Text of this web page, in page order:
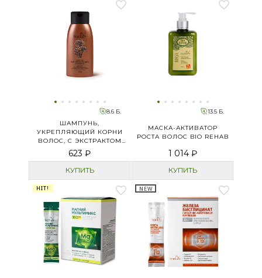
8.6 Б.
ШАМПУНЬ,
УКРЕПЛЯЮЩИЙ КОРНИ
ВОЛОС, С ЭКСТРАКТОМ
ГРИБА ЛИНЧЖИ
623 ₽
КУПИТЬ
13.5 Б.
МАСКА-АКТИВАТОР
РОСТА ВОЛОС BIO REHAB
1 014 ₽
КУПИТЬ
HIT! NEW